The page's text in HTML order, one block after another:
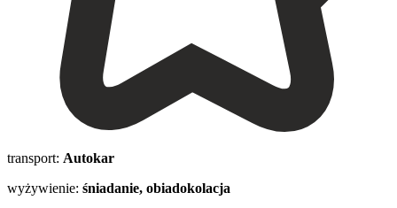
transport: Autokar
wyżywienie: śniadanie, obiadokolacja